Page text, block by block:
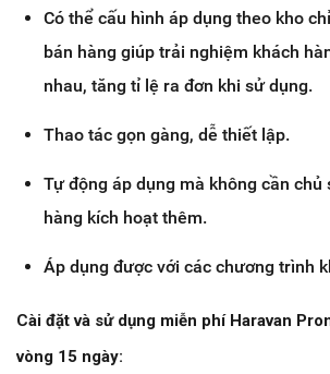
Có thể cấu hình áp dụng theo kho
bán hàng giúp trải nghiệm khách
nhau, tăng tỉ lệ ra đơn khi sử dụng.
Thao tác gọn gàng, dễ thiết lập.
Tự động áp dụng mà không cần chủ
hàng kích hoạt thêm.
Áp dụng được với các chương trình
Cài đặt và sử dụng miễn phí Haravan
vòng 15 ngày: